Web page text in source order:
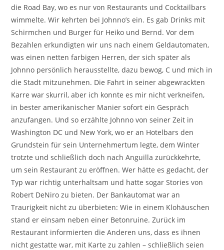
die Road Bay, wo es nur von Restaurants und Cocktailbars
wimmelte. Wir kehrten bei Johnno’s ein. Es gab Drinks mit
Schirmchen und Burger für Heiko und Bernd. Vor dem
Bezahlen erkundigten wir uns nach einem Geldautomaten,
was einen netten farbigen Herren, der sich später als
Johnno persönlich herausstellte, dazu bewog, C und mich in
die Stadt mitzunehmen. Die Fahrt in seiner abgewrackten
Karre war skurril, aber ich konnte es mir nicht verkneifen,
in bester amerikanischer Manier sofort ein Gespräch
anzufangen. Und so erzählte Johnno von seiner Zeit in
Washington DC und New York, wo er an Hotelbars den
Grundstein für sein Unternehmertum legte, dem Winter
trotzte und schließlich doch nach Anguilla zurückkehrte,
um sein Restaurant zu eröffnen. Wer hätte es gedacht, der
Typ war richtig unterhaltsam und hatte sogar Stories von
Robert DeNiro zu bieten. Der Bankautomat war an
Traurigkeit nicht zu überbieten: Wie in einem Klohäuschen
stand er einsam neben einer Betonruine. Zurück im
Restaurant informierten die Anderen uns, dass es ihnen
nicht gestatte war, mit Karte zu zahlen – schließlich seien